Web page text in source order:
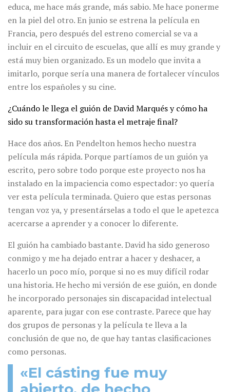
educa, me hace más grande, más sabio. Me hace ponerme
en la piel del otro. En junio se estrena la película en
Francia, pero después del estreno comercial se va a
incluir en el circuito de escuelas, que allí es muy grande y
está muy bien organizado. Es un modelo que invita a
imitarlo, porque sería una manera de fortalecer vínculos
entre los españoles y su cine.
¿Cuándo le llega el guión de David Marqués y cómo ha
sido su transformación hasta el metraje final?
Hace dos años. En Pendelton hemos hecho nuestra
película más rápida. Porque partíamos de un guión ya
escrito, pero sobre todo porque este proyecto nos ha
instalado en la impaciencia como espectador: yo quería
ver esta película terminada. Quiero que estas personas
tengan voz ya, y presentárselas a todo el que le apetezca
acercarse a aprender y a conocer lo diferente.
El guión ha cambiado bastante. David ha sido generoso
conmigo y me ha dejado entrar a hacer y deshacer, a
hacerlo un poco mío, porque si no es muy difícil rodar
una historia. He hecho mi versión de ese guión, en donde
he incorporado personajes sin discapacidad intelectual
aparente, para jugar con ese contraste. Parece que hay
dos grupos de personas y la película te lleva a la
conclusión de que no, de que hay tantas clasificaciones
como personas.
«El cásting fue muy